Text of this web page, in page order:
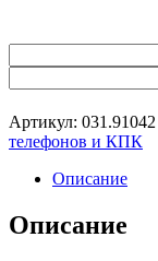
Артикул: 031.91042
телефонов и КПК
Описание
Описание